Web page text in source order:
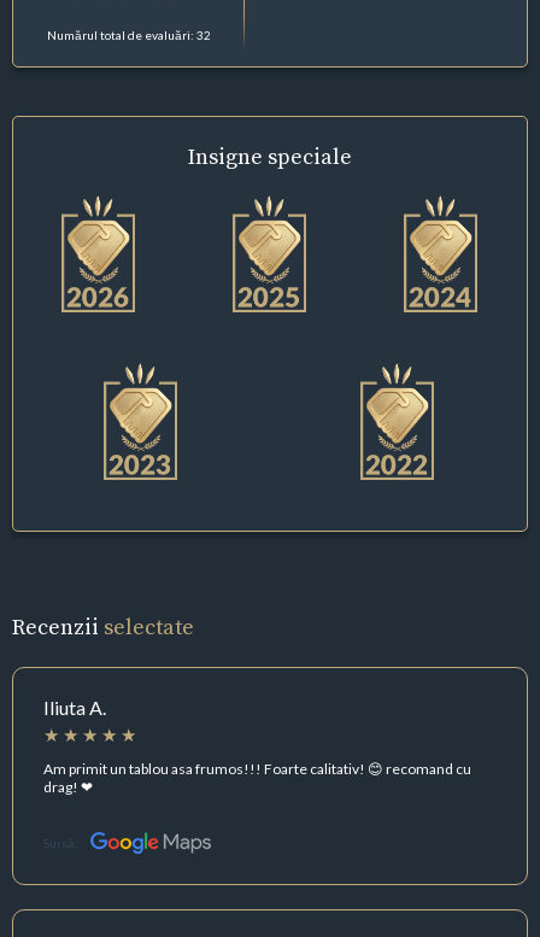
Numărul total de evaluări: 32
Insigne speciale
Recenzii selectate
Iliuta A.
Am primit un tablou asa frumos!!! Foarte calitativ! 😊 recomand cu
drag! ❤
Sursă: